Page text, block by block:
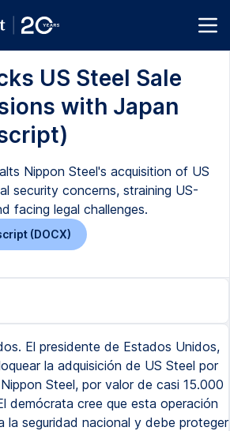
US Steel Sale
with Japan
Nippon Steel's acquisition of US
security concerns, straining US-
facing legal challenges.
(DOCX)
El presidente de Estados Unidos,
la adquisición de US Steel por
Steel, por valor de casi 15.000
demócrata cree que esta operación
la seguridad nacional y debe proteger